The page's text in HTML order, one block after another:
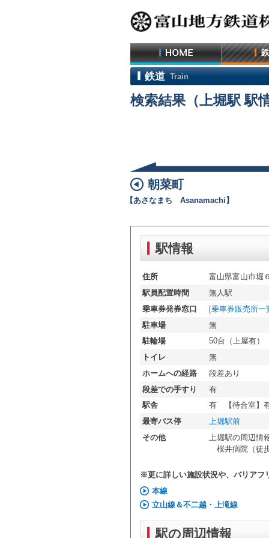
鉄道 Train
検索結果（上堀駅 駅
朝菜町
【あさなまち Asanamachi】
駅情報
住所
富山県富山市堀
駅員配置時間
無人駅
乗車券発券窓口
[乗車券販売所一
駐車場
無
駐輪場
50台（上屋有）
トイレ
無
ホームへの経路
段差あり
段差での手すり
有
駅舎
有 【待合室】
最寄バス停
上堀駅前
その他
上堀駅の周辺情
桜井病院（徒
※更に詳しい施設状況や、バリアフ
本線
立山線＆不二越・上滝線
駅の周辺情報